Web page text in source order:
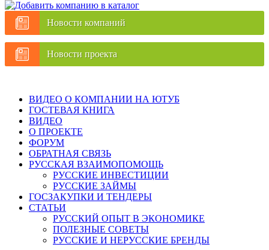
Новости компаний
Новости проекта
ВИДЕО О КОМПАНИИ НА ЮТУБ
ГОСТЕВАЯ КНИГА
ВИДЕО
О ПРОЕКТЕ
ФОРУМ
ОБРАТНАЯ СВЯЗЬ
РУССКАЯ ВЗАИМОПОМОЩЬ
РУССКИЕ ИНВЕСТИЦИИ
РУССКИЕ ЗАЙМЫ
ГОСЗАКУПКИ И ТЕНДЕРЫ
СТАТЬИ
РУССКИЙ ОПЫТ В ЭКОНОМИКЕ
ПОЛЕЗНЫЕ СОВЕТЫ
РУССКИЕ И НЕРУССКИЕ БРЕНДЫ